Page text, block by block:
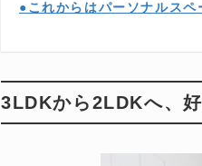
●これからはパーソナルス
3LDKから2LDKへ、